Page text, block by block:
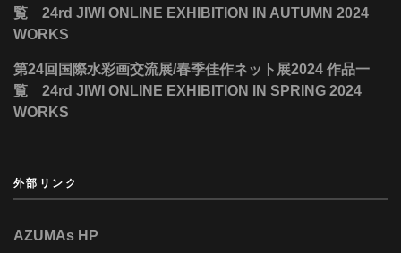
覧 24rd JIWI ONLINE EXHIBITION IN AUTUMN 2024
WORKS
第24回国際水彩画交流展/春季佳作ネット展2024 作品一
覧 24rd JIWI ONLINE EXHIBITION IN SPRING 2024
WORKS
外部リンク
AZUMAs HP